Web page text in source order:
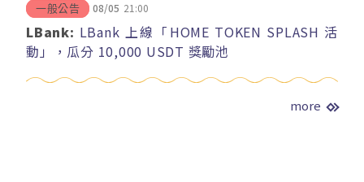
一般公告 08/05 21:00
LBank: LBank 上線「HOME TOKEN SPLASH 活
動」，瓜分 10,000 USDT 獎勵池
more